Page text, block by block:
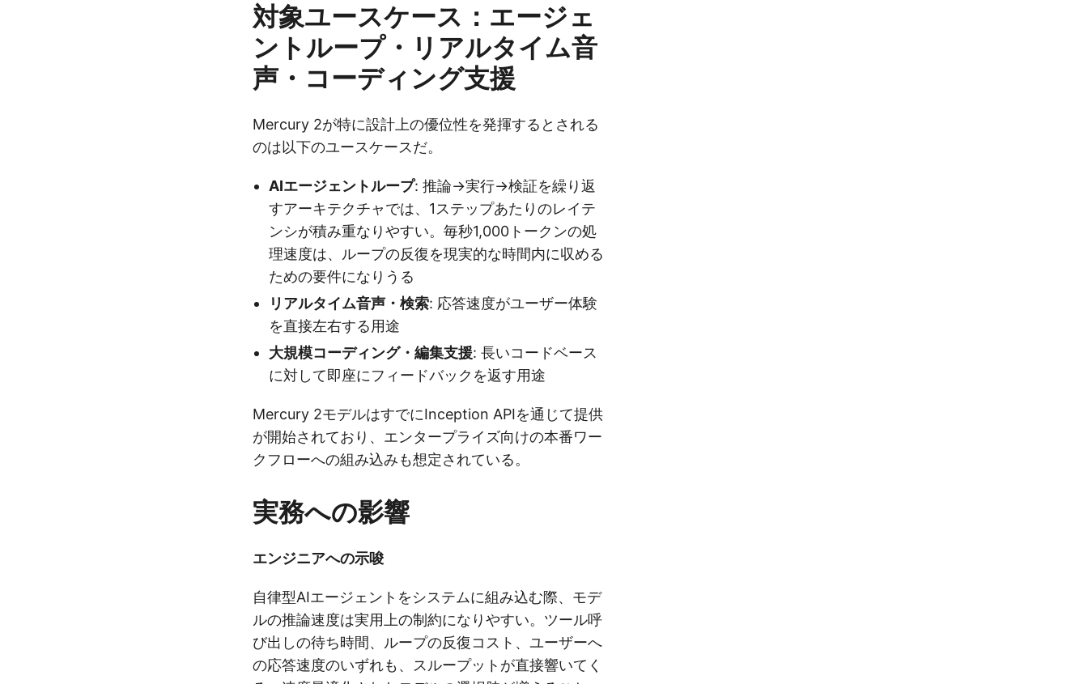
対象ユースケース：エージェ
ントループ・リアルタイム音
声・コーディング支援
Mercury 2が特に設計上の優位性を発揮するとされる
のは以下のユースケースだ。
AIエージェントループ: 推論→実行→検証を繰り返
すアーキテクチャでは、1ステップあたりのレイテ
ンシが積み重なりやすい。毎秒1,000トークンの処
理速度は、ループの反復を現実的な時間内に収める
ための要件になりうる
リアルタイム音声・検索: 応答速度がユーザー体験
を直接左右する用途
大規模コーディング・編集支援: 長いコードベース
に対して即座にフィードバックを返す用途
Mercury 2モデルはすでにInception APIを通じて提供
が開始されており、エンタープライズ向けの本番ワー
クフローへの組み込みも想定されている。
実務への影響
エンジニアへの示唆
自律型AIエージェントをシステムに組み込む際、モデ
ルの推論速度は実用上の制約になりやすい。ツール呼
び出しの待ち時間、ループの反復コスト、ユーザーへ
の応答速度のいずれも、スループットが直接響いてく